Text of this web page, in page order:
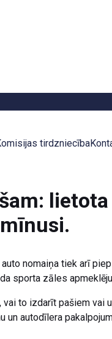
tirdzniecība
mīnusi.
nomaiņa tiek arī
sporta zāles
to izdarīt pašiem
un autodīlera